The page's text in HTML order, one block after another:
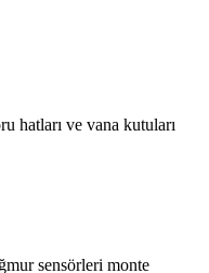
hatları ve vana kutuları
sensörleri monte